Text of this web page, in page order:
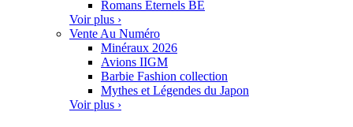
Romans Éternels BE
Voir plus ›
Vente Au Numéro
Minéraux 2026
Avions IIGM
Barbie Fashion collection
Mythes et Légendes du Japon
Voir plus ›